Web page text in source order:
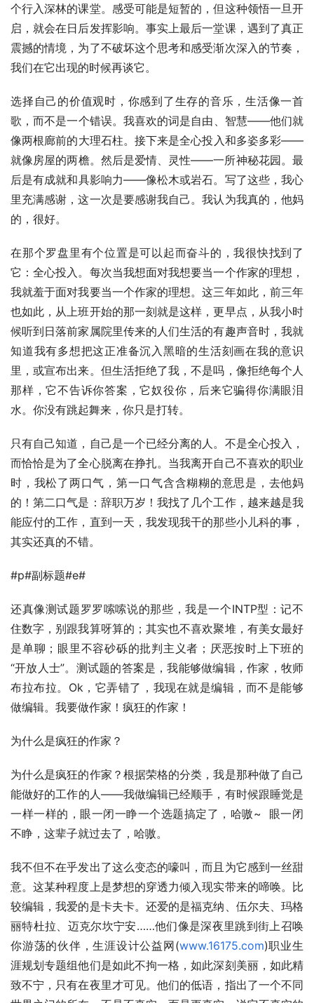
个行入深林的课堂。感受可能是短暂的，但这种领悟一旦开
启，就会在日后发挥影响。事实上最后一堂课，遇到了真正
震撼的情境，为了不破坏这个思考和感受渐次深入的节奏，
我们在它出现的时候再谈它。
选择自己的价值观时，你感到了生存的音乐，生活像一首
歌，而不是一个错误。我喜欢的词是自由、智慧——他们就
像两根廊前的大理石柱。接下来是全心投入和多姿多彩——
就像房屋的两檐。然后是爱情、灵性——一所神秘花园。最
后是有成就和具影响力——像松木或岩石。写了这些，我心
里充满感谢，这一次是要感谢我自己。我认为我真的，他妈
的，很好。
在那个罗盘里有个位置是可以起而奋斗的，我很快找到了
它：全心投入。每次当我想面对我想要当一个作家的理想，
我就羞于面对我要当一个作家的理想。这三年如此，前三年
也如此，从上班开始的那一刻就是这样，更早点，从我小时
候听到日落前家属院里传来的人们生活的有趣声音时，我就
知道我有多想把这正准备沉入黑暗的生活刻画在我的意识
里，或宣布出来。但生活拒绝了我，不是吗，像拒绝每个人
那样，它不告诉你答案，它奴役你，后来它骗得你满眼泪
水。你没有跳起舞来，你只是打转。
只有自己知道，自己是一个已经分离的人。不是全心投入，
而恰恰是为了全心脱离在挣扎。当我离开自己不喜欢的职业
时，我松了两口气，第一口气含含糊糊的意思是，去他妈
的！第二口气是：辞职万岁！我找了几个工作，越来越是我
能应付的工作，直到一天，我发现我干的那些小儿科的事，
其实还真的不错。
#p#副标题#e#
还真像测试题罗罗嗦嗦说的那些，我是一个INTP型：记不
住数字，别跟我算呀算的；其实也不喜欢聚堆，有美女最好
是单聊；眼里不容砂砾的批判主义者；厌恶按时上下班的
“开放人士”。测试题的答案是，我能够做编辑，作家，牧师
布拉布拉。Ok，它弄错了，我现在就是编辑，而不是能够
做编辑。我要做作家！疯狂的作家！
为什么是疯狂的作家？
为什么是疯狂的作家？根据荣格的分类，我是那种做了自己
能做好的工作的人——我做编辑已经顺手，有时候跟睡觉是
一样一样的，眼一闭一睁一个选题搞定了，哈嗷~  眼一闭
不睁，这辈子就过去了，哈嗷。
我不但不在乎发出了这么变态的嚎叫，而且为它感到一丝甜
意。这某种程度上是梦想的穿透力倾入现实带来的啼唤。比
较编辑，我爱的是卡夫卡。还爱的是福克纳、伍尔夫、玛格
丽特杜拉、迈克尔坎宁安……他们像是深夜里跳到街上召唤
你游荡的伙伴，生涯设计公益网(www.16175.com)职业生
涯规划专题组他们是如此不拘一格，如此深刻美丽，如此精
致不宁，只有在夜里才可见。他们的低语，指出了一个不同